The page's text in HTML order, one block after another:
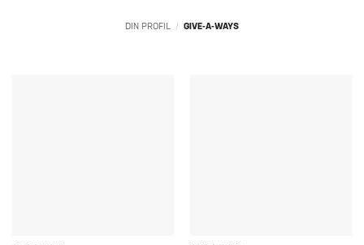
DIN PROFIL / GIVE-A-WAYS